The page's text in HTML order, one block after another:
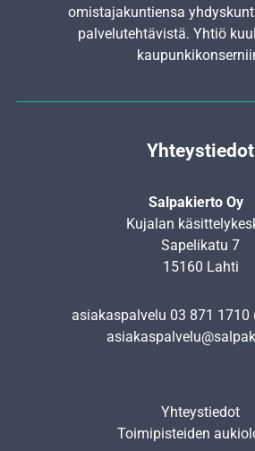
omistajakuntiensa
palvelutehtävistä. Yhtiö
Yhteystiedot
Salpakierto Oy
Kujalan
Sapelikatu 7
15160 Lahti
asiakaspalvelu 03 871 1710
Yhteystiedot
Toimipisteiden